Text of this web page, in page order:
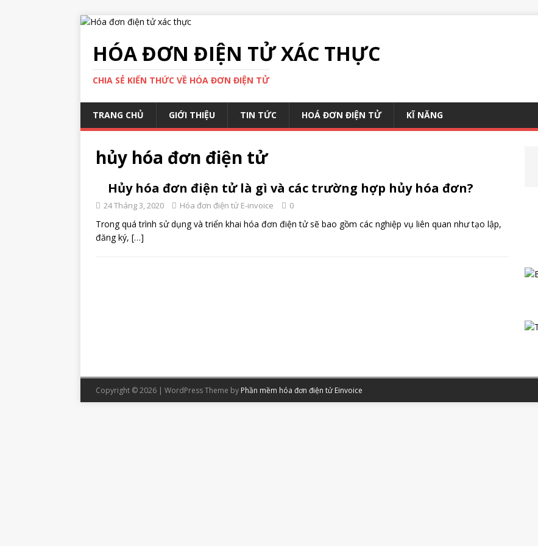
HÓA ĐƠN ĐIỆN TỬ XÁC THỰC
CHIA SẺ KIẾN THỨC VỀ HÓA ĐƠN ĐIỆN TỬ
TRANG CHỦ GIỚI THIỆU TIN TỨC HOÁ ĐƠN ĐIỆN TỬ KĨ NĂNG
hủy hóa đơn điện tử
Hủy hóa đơn điện tử là gì và các trường hợp hủy hóa đơn?
24 Tháng 3, 2020 Hóa đơn điện tử E-invoice 0
Trong quá trình sử dụng và triển khai hóa đơn điện tử sẽ bao gồm các nghiệp vụ liên quan như tạo lập,
đăng ký, […]
Copyright © 2026 | WordPress Theme by Phần mềm hóa đơn điện tử Einvoice